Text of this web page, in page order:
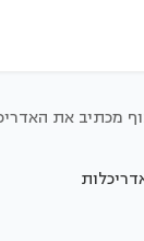
מכתיב את